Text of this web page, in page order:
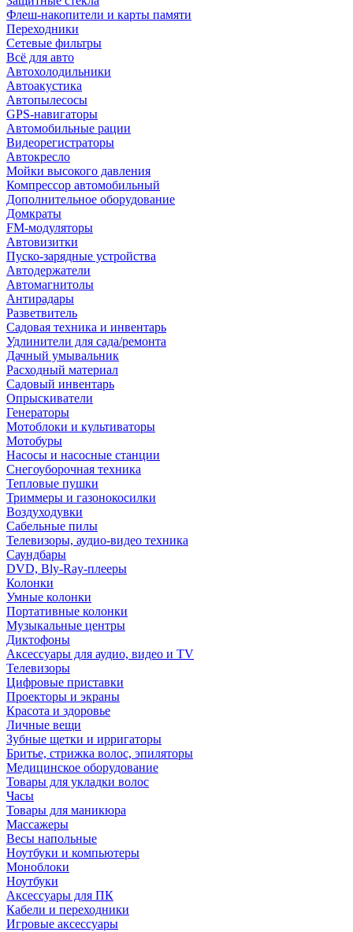
Флеш-накопители и карты памяти
Переходники
Сетевые фильтры
Всё для авто
Автохолодильники
Автоакустика
Автопылесосы
GPS-навигаторы
Автомобильные рации
Видеорегистраторы
Автокресло
Мойки высокого давления
Компрессор автомобильный
Дополнительное оборудование
Домкраты
FM-модуляторы
Автовизитки
Пуско-зарядные устройства
Автодержатели
Автомагнитолы
Антирадары
Разветвитель
Садовая техника и инвентарь
Удлинители для сада/ремонта
Дачный умывальник
Расходный материал
Садовый инвентарь
Опрыскиватели
Генераторы
Мотоблоки и культиваторы
Мотобуры
Насосы и насосные станции
Снегоуборочная техника
Тепловые пушки
Триммеры и газонокосилки
Воздуходувки
Сабельные пилы
Телевизоры, аудио-видео техника
Саундбары
DVD, Bly-Ray-плееры
Колонки
Умные колонки
Портативные колонки
Музыкальные центры
Диктофоны
Аксессуары для аудио, видео и TV
Телевизоры
Цифровые приставки
Проекторы и экраны
Красота и здоровье
Личные вещи
Зубные щетки и ирригаторы
Бритье, стрижка волос, эпиляторы
Медицинское оборудование
Товары для укладки волос
Часы
Товары для маникюра
Массажеры
Весы напольные
Ноутбуки и компьютеры
Моноблоки
Ноутбуки
Аксессуары для ПК
Кабели и переходники
Игровые аксессуары